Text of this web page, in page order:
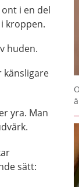
i en del
kroppen.
huden.
känsligare
yra. Man
sätt: